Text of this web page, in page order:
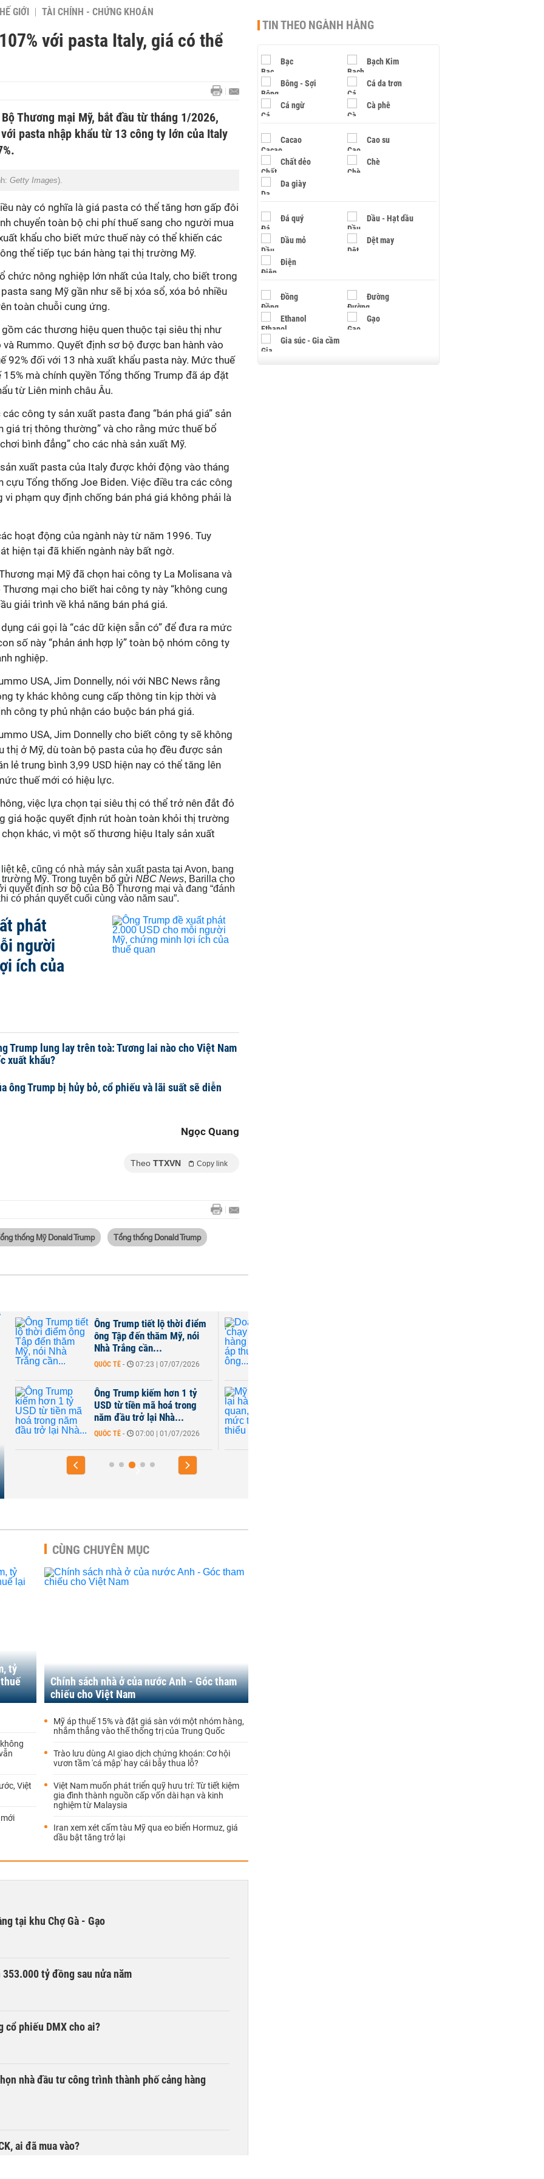
GIỚI TÀI CHÍNH - CHỨNG KHOÁN
với pasta Italy, giá có thể
Thương mại Mỹ, bắt đầu từ tháng 1/2026,
pasta nhập khẩu từ 13 công ty lớn của Italy
Getty Images).
này có nghĩa là giá pasta có thể tăng hơn gấp đôi
chuyển toàn bộ chi phí thuế sang cho người mua
khẩu cho biết mức thuế này có thể khiến các
thể tiếp tục bán hàng tại thị trường Mỹ.
chức nông nghiệp lớn nhất của Italy, cho biết trong
sang Mỹ gần như sẽ bị xóa sổ, xóa bỏ nhiều
toàn chuỗi cung ứng.
các thương hiệu quen thuộc tại siêu thị như
Rummo. Quyết định sơ bộ được ban hành vào
đối với 13 nhà xuất khẩu pasta này. Mức thuế
mà chính quyền Tổng thống Trump đã áp đặt
từ Liên minh châu Âu.
công ty sản xuất pasta đang “bán phá giá” sản
giá trị thông thường” và cho rằng mức thuế bổ
bình đẳng” cho các nhà sản xuất Mỹ.
xuất pasta của Italy được khởi động vào tháng
Tổng thống Joe Biden. Việc điều tra các công
vi phạm quy định chống bán phá giá không phải là
hoạt động của ngành này từ năm 1996. Tuy
hiện tại đã khiến ngành này bất ngờ.
mại Mỹ đã chọn hai công ty La Molisana và
mại cho biết hai công ty này “không cung
giải trình về khả năng bán phá giá.
cái gọi là “các dữ kiện sẵn có” để đưa ra mức
số này “phản ánh hợp lý” toàn bộ nhóm công ty
nghiệp.
USA, Jim Donnelly, nói với NBC News rằng
ty khác không cung cấp thông tin kịp thời và
công ty phủ nhận cáo buộc bán phá giá.
USA, Jim Donnelly cho biết công ty sẽ không
thị ở Mỹ, dù toàn bộ pasta của họ đều được sản
lẻ trung bình 3,99 USD hiện nay có thể tăng lên
thuế mới có hiệu lực.
việc lựa chọn tại siêu thị có thể trở nên đắt đỏ
giá hoặc quyết định rút hoàn toàn khỏi thị trường
chọn khác, vì một số thương hiệu Italy sản xuất
kê, cũng có nhà máy sản xuất pasta tại Avon, bang
Mỹ. Trong tuyên bố gửi NBC News, Barilla cho
quyết định sơ bộ của Bộ Thương mại và đang “đánh
có phán quyết cuối cùng vào năm sau”.
phát
người
ích của
Trump lung lay trên toà: Tương lai nào cho Việt Nam
xuất khẩu?
ông Trump bị hủy bỏ, cổ phiếu và lãi suất sẽ diễn
Ngọc Quang
Theo TTXVN Copy link
thống Mỹ Donald Trump Tổng thống Donald Trump
Ông Trump tiết lộ thời điểm
ông Tập đến thăm Mỹ, nói
Nhà Trắng cần...
QUỐC TẾ - 07:23 | 07/07/2026
Ông Trump kiếm hơn 1 tỷ
USD từ tiền mã hoá trong
năm đầu trở lại Nhà...
QUỐC TẾ - 07:00 | 01/07/2026
tỷ
Việt
CÙNG CHUYÊN MỤC
Chính sách nhà ở của nước Anh - Góc tham
chiếu cho Việt Nam
Mỹ áp thuế 15% và đặt giá sàn với một nhóm hàng,
nhắm thẳng vào thế thống trị của Trung Quốc
Trào lưu dùng AI giao dịch chứng khoán: Cơ hội
vươn tầm 'cá mập' hay cái bẫy thua lỗ?
Việt Nam muốn phát triển quỹ hưu trí: Từ tiết kiệm
gia đình thành nguồn cấp vốn dài hạn và kinh
nghiệm từ Malaysia
Iran xem xét cấm tàu Mỹ qua eo biển Hormuz, giá
dầu bật tăng trở lại
tại khu Chợ Gà - Gạo
tỷ đồng sau nửa năm
cổ phiếu DMX cho ai?
nhà đầu tư công trình thành phố cảng hàng
ai đã mua vào?
TIN THEO NGÀNH HÀNG
Bạc Bạch Kim
Bông - Sợi Cá da trơn
Cá ngừ Cà phê
Cacao Cao su
Chất dẻo Chè
Da giày
Đá quý Dầu - Hạt dầu
Dầu mỏ Dệt may
Điện
Đồng Đường
Ethanol Gạo
Gia súc - Gia cầm